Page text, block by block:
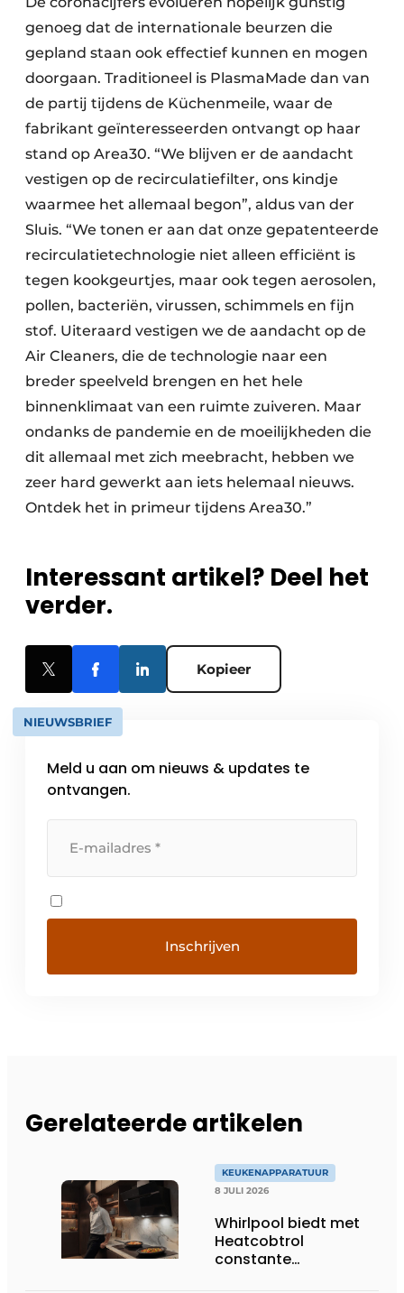
genoeg dat de internationale beurzen die
gepland staan ook effectief kunnen en mogen
doorgaan. Traditioneel is PlasmaMade dan van
de partij tijdens de Küchenmeile, waar de
fabrikant geïnteresseerden ontvangt op haar
stand op Area30. “We blijven er de aandacht
vestigen op de recirculatiefilter, ons kindje
waarmee het allemaal begon”, aldus van der
Sluis. “We tonen er aan dat onze gepatenteerde
recirculatietechnologie niet alleen efficiënt is
tegen kookgeurtjes, maar ook tegen aerosolen,
pollen, bacteriën, virussen, schimmels en fijn
stof. Uiteraard vestigen we de aandacht op de
Air Cleaners, die de technologie naar een
breder speelveld brengen en het hele
binnenklimaat van een ruimte zuiveren. Maar
ondanks de pandemie en de moeilijkheden die
dit allemaal met zich meebracht, hebben we
zeer hard gewerkt aan iets helemaal nieuws.
Ontdek het in primeur tijdens Area30.”
Interessant artikel? Deel het
verder.
Kopieer
NIEUWSBRIEF
Meld u aan om nieuws & updates te
ontvangen.
Gerelateerde artikelen
KEUKENAPPARATUUR
8 JULI 2026
Whirlpool biedt met
Heatcobtrol
constante